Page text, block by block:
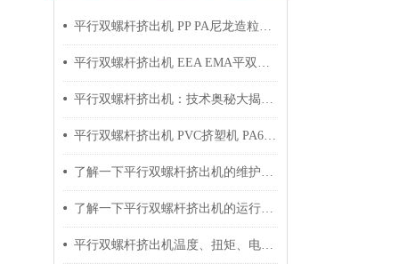
平行双螺杆挤出机 PP PA尼龙造粒机技术参数
平行双螺杆挤出机 EEA EMA平双挤出机 双螺杆挤出机技术参数
平行双螺杆挤出机：技术奥秘大揭秘！
平行双螺杆挤出机 PVC挤塑机 PA6+玻纤挤出造粒机技术参数
了解一下平行双螺杆挤出机的维护保养方法吧
了解一下平行双螺杆挤出机的运行过程吧
平行双螺杆挤出机温度、扭矩、电流控制要点